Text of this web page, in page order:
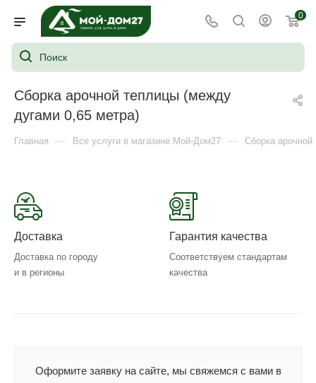
0
Сборка арочной теплицы (между
дугами 0,65 метра)
Главная — Все услуги в магазине Мой-Дом27 — Сборка
Доставка
Доставка по городу
и в регионы
Гарантия качества
Соответствуем стандартам
качества
Оформите заявку на сайте, мы свяжемся с вами в